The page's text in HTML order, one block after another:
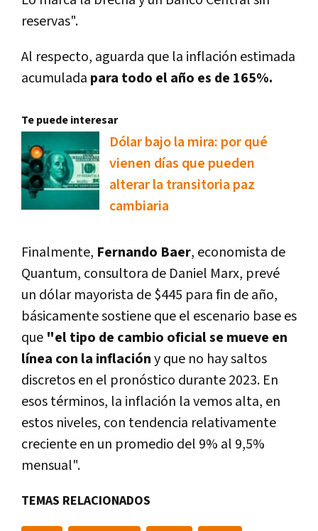
reservas".
Al respecto, aguarda que la inflación estimada
acumulada para todo el año es de 165%.
Te puede interesar
Dólar bajo la mira: por qué
vienen días que pueden
alterar la transitoria paz
cambiaria
Finalmente, Fernando Baer, economista de
Quantum, consultora de Daniel Marx, prevé
un dólar mayorista de $445 para fin de año,
básicamente sostiene que el escenario base es
que "el tipo de cambio oficial se mueve en
línea con la inflacióny que no hay saltos
discretos en el pronóstico durante 2023. En
esos términos, la inflación la vemos alta, en
estos niveles, con tendencia relativamente
creciente en un promedio del 9% al 9,5%
mensual".
TEMAS RELACIONADOS